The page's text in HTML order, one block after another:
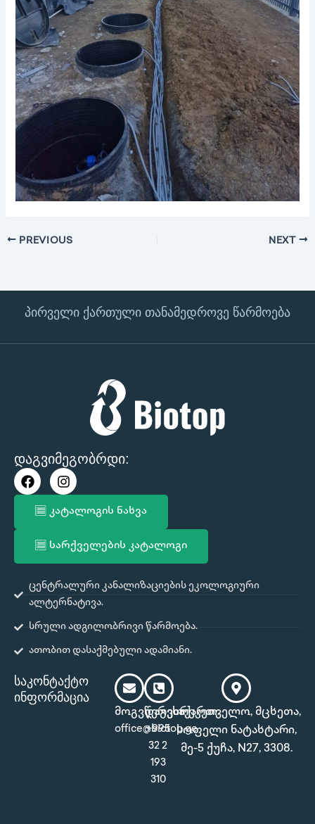
PREVIOUS NEXT
პირველი ქართული თანამედროვე წარმოება
დაგვიმეგობრდი:
F
a
k
I
n
t
g
a
m
კატალოგის ნახვა
სარქველების კატალოგი
ცენტრალური კანალიზაციების ეკოლოგიური
ალტერნატივა.
სრული ადგილობრივი წარმოება.
ათობით დასაქმებული ადამიანი.
საკონტაქტო
ინფორმაცია
მოგვწერეთ:
office@biotop.ge
დაგვირეკეთ:
+995
32 2
193
310
საქართველო, მცხეთა,
სოფელი ნატახტარი,
მე-5 ქუჩა, N27, 3308.